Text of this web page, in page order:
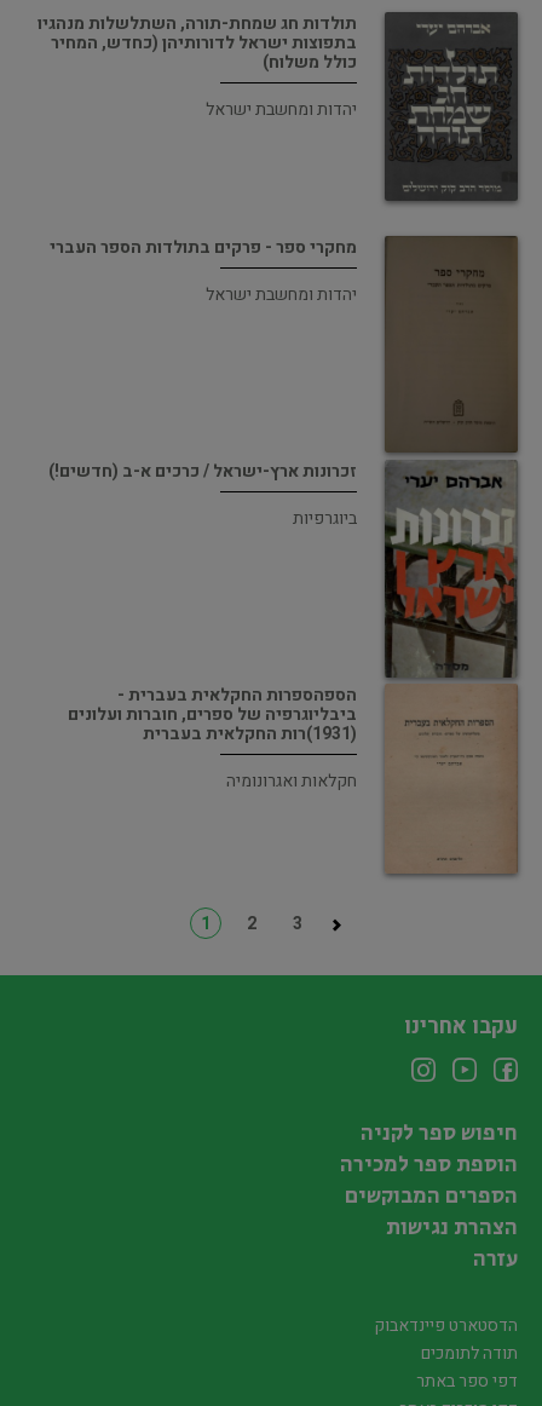
תולדות חג שמחת-תורה, השתלשלות מנהגיו
בתפוצות ישראל לדורותיהן (כחדש, המחיר
כולל משלוח)
יהדות ומחשבת ישראל
מחקרי ספר - פרקים בתולדות הספר העברי
יהדות ומחשבת ישראל
זכרונות ארץ-ישראל / כרכים א-ב (חדשים!)
ביוגרפיות
הספהספרות החקלאית בעברית -
ביבליוגרפיה של ספרים, חוברות ועלונים
(1931)רות החקלאית בעברית
חקלאות ואגרונומיה
1 2 3
עקבו אחרינו
חיפוש ספר לקניה
הוספת ספר למכירה
הספרים המבוקשים
הצהרת נגישות
עזרה
הדסטארט פיינדאבוק
תודה לתומכים
דפי ספר באתר